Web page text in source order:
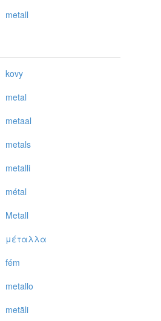
metall
kovy
metal
metaal
metals
metalli
métal
Metall
μέταλλα
fém
metallo
metāli